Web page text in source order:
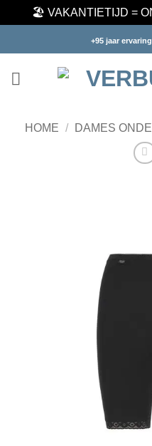
🏖️ VAKANTIETIJD =
naar
+95 jaar
HOME / DAMES